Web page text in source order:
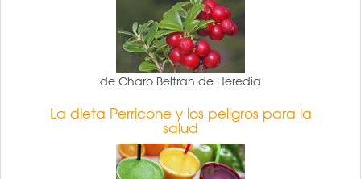
de Charo Beltran de Heredia
La dieta Perricone y los peligros para la
salud